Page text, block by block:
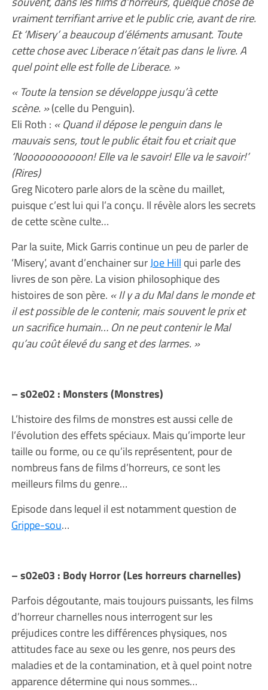
vraiment terrifiant arrive et le public crie, avant de rire.
Et ‘Misery’ a beaucoup d’éléments amusant. Toute
cette chose avec Liberace n’était pas dans le livre. A
quel point elle est folle de Liberace. »
« Toute la tension se développe jusqu’à cette
scène. »(celle du Penguin).
Eli Roth : « Quand il dépose le penguin dans le
mauvais sens, tout le public était fou et criait que
‘Nooooooooooon! Elle va le savoir! Elle va le savoir!’
(Rires)
Greg Nicotero parle alors de la scène du maillet,
puisque c’est lui qui l’a conçu. Il révèle alors les secrets
de cette scène culte…
Par la suite, Mick Garris continue un peu de parler de
‘Misery’, avant d’enchainer surJoe Hill qui parle des
livres de son père. La vision philosophique des
histoires de son père. « Il y a du Mal dans le monde et
il est possible de le contenir, mais souvent le prix et
un sacrifice humain… On ne peut contenir le Mal
qu’au coût élevé du sang et des larmes. »
– s02e02 : Monsters (Monstres)
L’histoire des films de monstres est aussi celle de
l’évolution des effets spéciaux. Mais qu’importe leur
taille ou forme, ou ce qu’ils représentent, pour de
nombreus fans de films d’horreurs, ce sont les
meilleurs films du genre…
Episode dans lequel il est notamment question de
Grippe-sou…
– s02e03 : Body Horror (Les horreurs charnelles)
Parfois dégoutante, mais toujours puissants, les films
d’horreur charnelles nous interrogent sur les
préjudices contre les différences physiques, nos
attitudes face au sexe ou les genre, nos peurs des
maladies et de la contamination, et à quel point notre
apparence détermine qui nous sommes…